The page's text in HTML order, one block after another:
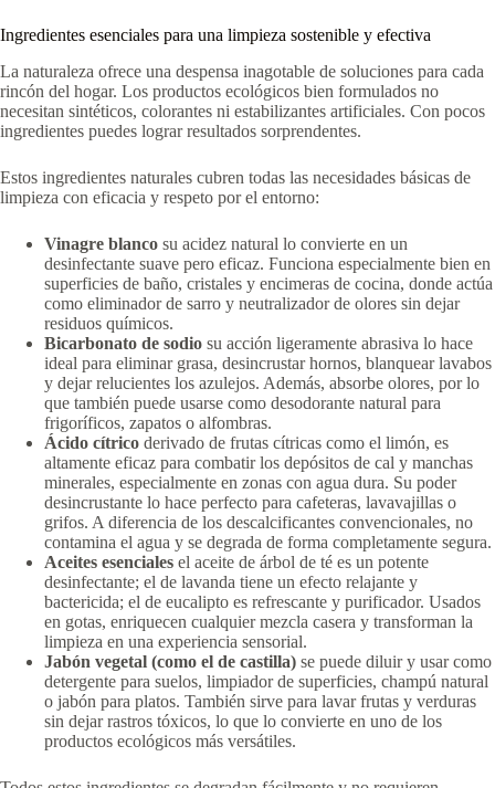
Ingredientes esenciales para una limpieza sostenible y efectiva
La naturaleza ofrece una despensa inagotable de soluciones para cada
rincón del hogar. Los productos ecológicos bien formulados no
necesitan sintéticos, colorantes ni estabilizantes artificiales. Con pocos
ingredientes puedes lograr resultados sorprendentes.
Estos ingredientes naturales cubren todas las necesidades básicas de
limpieza con eficacia y respeto por el entorno:
Vinagre blanco su acidez natural lo convierte en un
desinfectante suave pero eficaz. Funciona especialmente bien en
superficies de baño, cristales y encimeras de cocina, donde actúa
como eliminador de sarro y neutralizador de olores sin dejar
residuos químicos.
Bicarbonato de sodio su acción ligeramente abrasiva lo hace
ideal para eliminar grasa, desincrustar hornos, blanquear lavabos
y dejar relucientes los azulejos. Además, absorbe olores, por lo
que también puede usarse como desodorante natural para
frigoríficos, zapatos o alfombras.
Ácido cítrico derivado de frutas cítricas como el limón, es
altamente eficaz para combatir los depósitos de cal y manchas
minerales, especialmente en zonas con agua dura. Su poder
desincrustante lo hace perfecto para cafeteras, lavavajillas o
grifos. A diferencia de los descalcificantes convencionales, no
contamina el agua y se degrada de forma completamente segura.
Aceites esenciales el aceite de árbol de té es un potente
desinfectante; el de lavanda tiene un efecto relajante y
bactericida; el de eucalipto es refrescante y purificador. Usados
en gotas, enriquecen cualquier mezcla casera y transforman la
limpieza en una experiencia sensorial.
Jabón vegetal (como el de castilla) se puede diluir y usar como
detergente para suelos, limpiador de superficies, champú natural
o jabón para platos. También sirve para lavar frutas y verduras
sin dejar rastros tóxicos, lo que lo convierte en uno de los
productos ecológicos más versátiles.